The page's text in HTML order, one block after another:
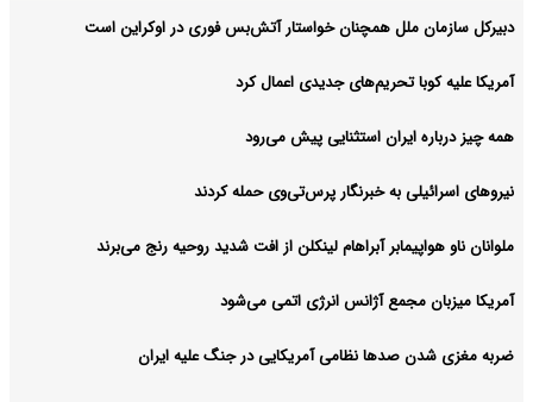
دبیرکل سازمان ملل همچنان خواستار آتش‌بس فوری در اوکراین است
آمریکا علیه کوبا تحریم‌های جدیدی اعمال کرد
همه چیز درباره ایران استثنایی پیش می‌رود
نیروهای اسرائیلی به خبرنگار پرس‌تی‌وی حمله کردند
ملوانان ناو هواپیمابر آبراهام لینکلن از افت شدید روحیه رنج می‌برند
آمریکا میزبان مجمع آژانس انرژی اتمی می‌شود
ضربه مغزی شدن صدها نظامی آمریکایی در جنگ علیه ایران